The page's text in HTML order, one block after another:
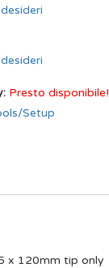
Presto disponibile!
Setup
x 120mm tip only